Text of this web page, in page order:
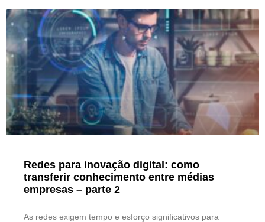
Redes para inovação digital: como
transferir conhecimento entre médias
empresas – parte 2
As redes exigem tempo e esforço significativos para